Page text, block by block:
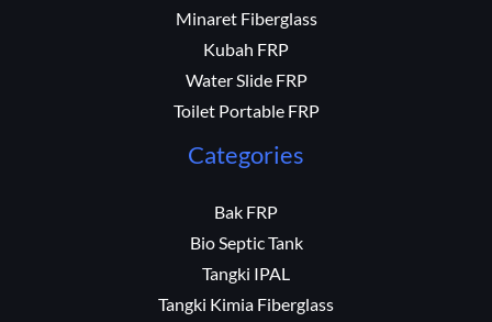
Minaret Fiberglass
Kubah FRP
Water Slide FRP
Toilet Portable FRP
Categories
Bak FRP
Bio Septic Tank
Tangki IPAL
Tangki Kimia Fiberglass